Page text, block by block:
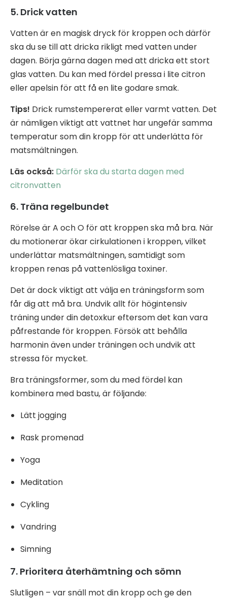
5. Drick vatten
Vatten är en magisk dryck för kroppen och därför
ska du se till att dricka rikligt med vatten under
dagen. Börja gärna dagen med att dricka ett stort
glas vatten. Du kan med fördel pressa i lite citron
eller apelsin för att få en lite godare smak.
Tips! Drick rumstempererat eller varmt vatten. Det
är nämligen viktigt att vattnet har ungefär samma
temperatur som din kropp för att underlätta för
matsmältningen.
Läs också: Därför ska du starta dagen med
citronvatten
6. Träna regelbundet
Rörelse är A och O för att kroppen ska må bra. När
du motionerar ökar cirkulationen i kroppen, vilket
underlättar matsmältningen, samtidigt som
kroppen renas på vattenlösliga toxiner.
Det är dock viktigt att välja en träningsform som
får dig att må bra. Undvik allt för högintensiv
träning under din detoxkur eftersom det kan vara
påfrestande för kroppen. Försök att behålla
harmonin även under träningen och undvik att
stressa för mycket.
Bra träningsformer, som du med fördel kan
kombinera med bastu, är följande:
Lätt jogging
Rask promenad
Yoga
Meditation
Cykling
Vandring
Simning
7. Prioritera återhämtning och sömn
Slutligen – var snäll mot din kropp och ge den